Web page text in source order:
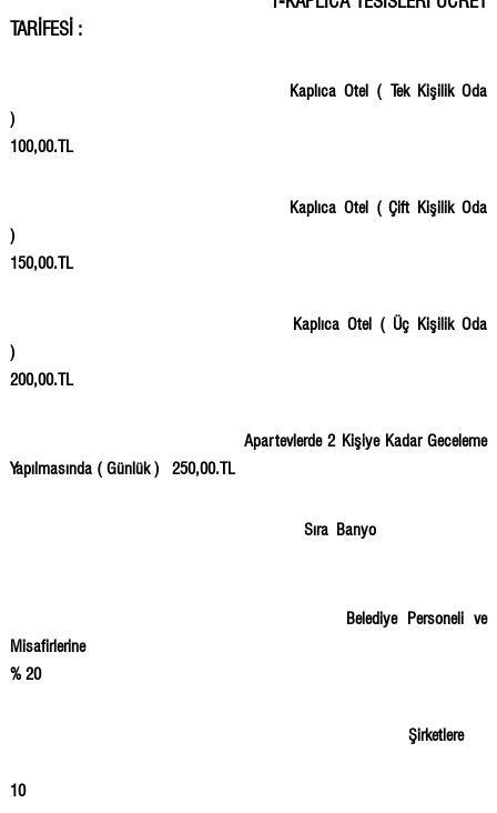
TARİFESİ :
Kaplıca Otel ( Tek Kişilik Oda
)
100,00.TL
Kaplıca Otel ( Çift Kişilik Oda
)
150,00.TL
Kaplıca Otel ( Üç Kişilik Oda
)
200,00.TL
Apartevlerde 2 Kişiye Kadar Geceleme
Yapılmasında ( Günlük )
250,00.TL
Sıra Banyo
Belediye Personeli ve
Misafirlerine
% 20
Şirketlere
10